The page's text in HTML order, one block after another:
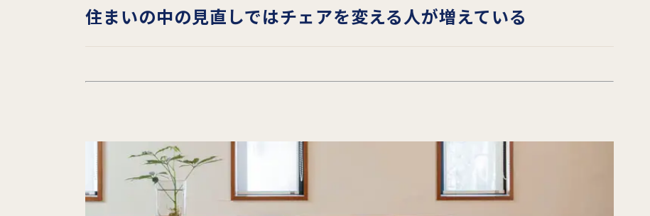
住まいの中の見直しではチェアを変える人が増えている